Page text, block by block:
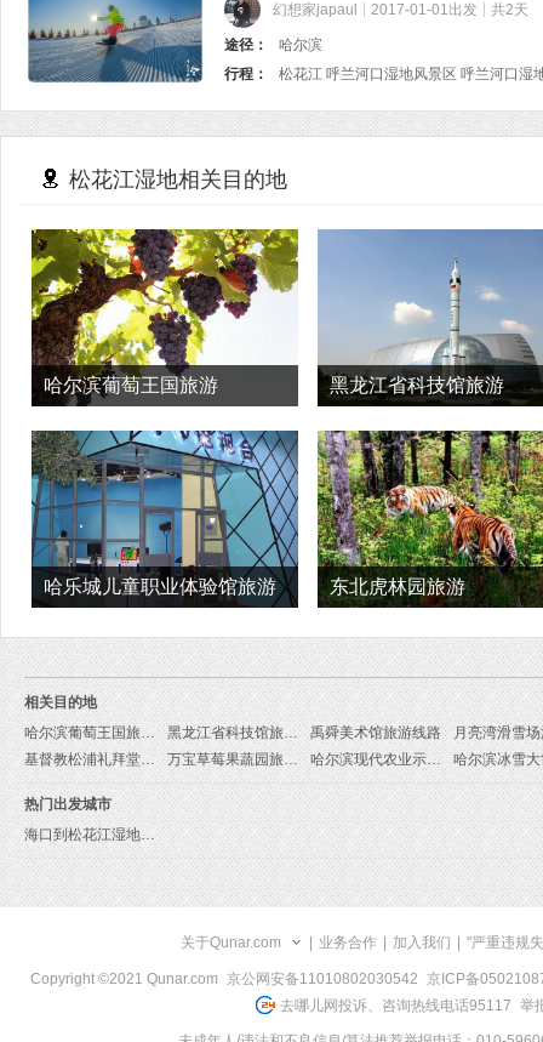
幻想家japaul 2017-01-01出发 共2天
途径：
哈尔滨
行程：
松花江 呼兰河口湿地风景区 呼兰河口湿
松花江湿地相关目的地
哈尔滨葡萄王国旅游 黑龙江省科技馆旅游
哈乐城儿童职业体验馆旅游 东北虎林园旅游
相关目的地
哈尔滨葡萄王国旅游线路
黑龙江省科技馆旅游线路
禹舜美术馆旅游线路
基督教松浦礼拜堂旅游线路
万宝草莓果蔬园旅游线路 哈尔滨现代农业示范区旅游线路
热门出发城市
海口到松花江湿地旅游报价
关于Qunar.com 业务合作 加入我们 "严重违规
Copyright ©2021 Qunar.com 京公网安备11010802030542
京ICP备
去哪儿网投诉、咨询热线电话95117 举